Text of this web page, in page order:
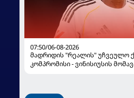
07:50/06-08-2026
მადრიდის "რეალის" უჩვეულო
კომპრომისი - ვინისიუსის